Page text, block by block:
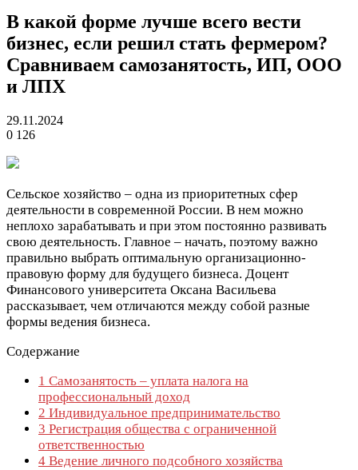
В какой форме лучше всего вести
бизнес, если решил стать фермером?
Сравниваем самозанятость, ИП, ООО
и ЛПХ
29.11.2024
0 126
Сельское хозяйство – одна из приоритетных сфер
деятельности в современной России. В нем можно
неплохо зарабатывать и при этом постоянно развивать
свою деятельность. Главное – начать, поэтому важно
правильно выбрать оптимальную организационно-
правовую форму для будущего бизнеса. Доцент
Финансового университета Оксана Васильева
рассказывает, чем отличаются между собой разные
формы ведения бизнеса.
Содержание
1 Самозанятость – уплата налога на
профессиональный доход
2 Индивидуальное предпринимательство
3 Регистрация общества с ограниченной
ответственностью
4 Ведение личного подсобного хозяйства